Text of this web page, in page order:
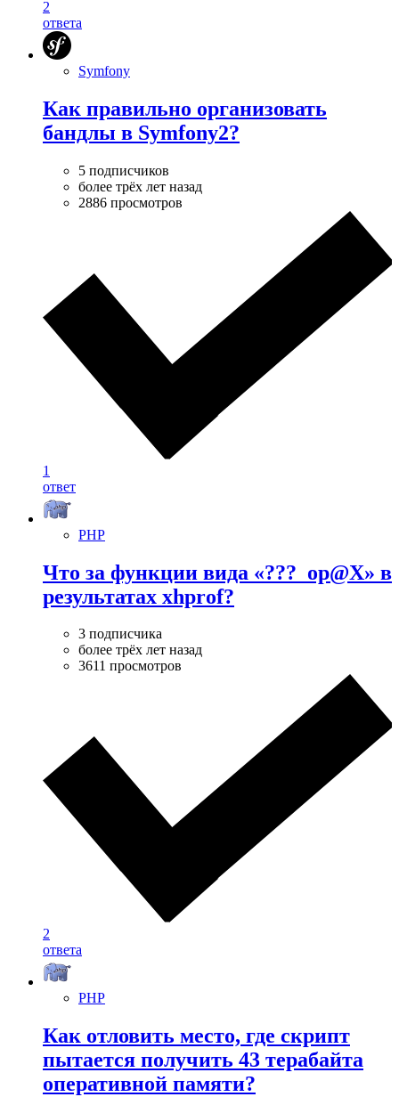
2
ответа
Symfony
Как правильно организовать
бандлы в Symfony2?
5 подписчиков
более трёх лет назад
2886 просмотров
1
ответ
PHP
Что за функции вида «???_op@X» в
результатах xhprof?
3 подписчика
более трёх лет назад
3611 просмотров
2
ответа
PHP
Как отловить место, где скрипт
пытается получить 43 терабайта
оперативной памяти?